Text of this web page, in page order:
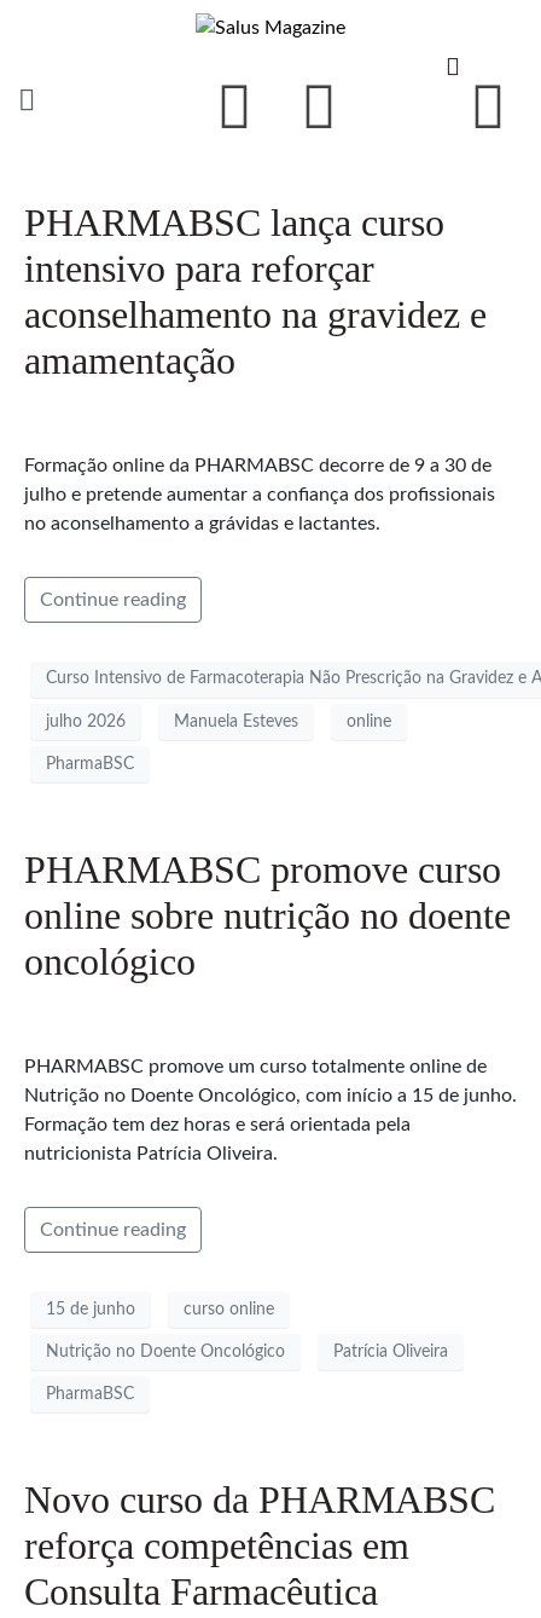
PHARMABSC lança curso
intensivo para reforçar
aconselhamento na gravidez e
amamentação
Formação online da PHARMABSC decorre de 9 a 30 de
julho e pretende aumentar a confiança dos profissionais
no aconselhamento a grávidas e lactantes.
Continue reading
Curso Intensivo de Farmacoterapia Não Prescrição na Gravidez e
julho 2026 Manuela Esteves online
PharmaBSC
PHARMABSC promove curso
online sobre nutrição no doente
oncológico
PHARMABSC promove um curso totalmente online de
Nutrição no Doente Oncológico, com início a 15 de junho.
Formação tem dez horas e será orientada pela
nutricionista Patrícia Oliveira.
Continue reading
15 de junho curso online
Nutrição no Doente Oncológico Patrícia Oliveira
PharmaBSC
Novo curso da PHARMABSC
reforça competências em
Consulta Farmacêutica